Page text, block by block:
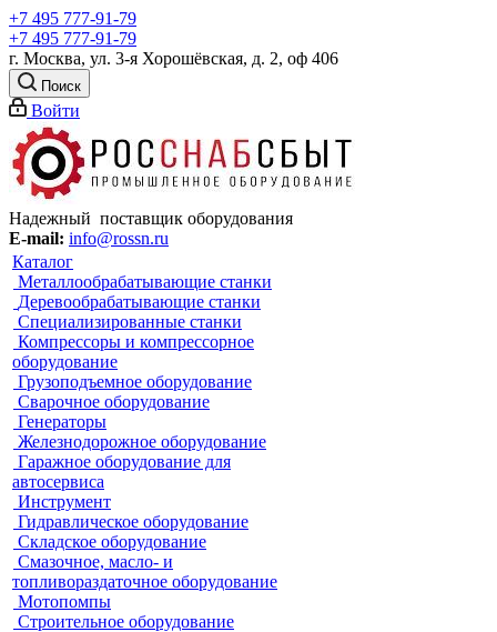
+7 495 777-91-79
+7 495 777-91-79
г. Москва, ул. 3-я Хорошёвская, д. 2, оф 406
Поиск
Войти
Надежный поставщик оборудования
E-mail: info@rossn.ru
Каталог
Металлообрабатывающие станки
Деревообрабатывающие станки
Специализированные станки
Компрессоры и компрессорное
оборудование
Грузоподъемное оборудование
Сварочное оборудование
Генераторы
Железнодорожное оборудование
Гаражное оборудование для
автосервиса
Инструмент
Гидравлическое оборудование
Складское оборудование
Смазочное, масло- и
топливораздаточное оборудование
Мотопомпы
Строительное оборудование